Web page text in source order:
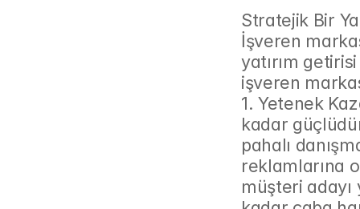
Stratejik Bir
İşveren
yatırım
işveren
1. Yetenek
kadar
pahalı
reklamlarına
müşteri